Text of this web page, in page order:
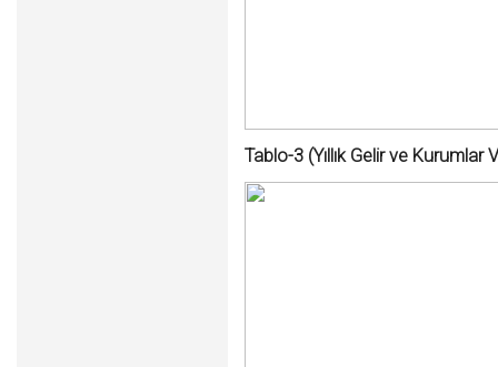
Tablo-3 (Yıllık Gelir ve